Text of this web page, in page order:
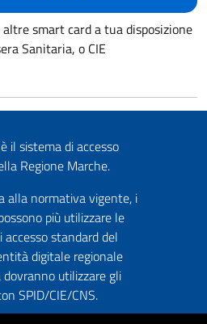
smart card a tua disposizione
Sanitaria, o CIE
è il sistema di accesso
Regione Marche.
alla normativa vigente, i
più utilizzare le
accesso standard del
digitale regionale
dovranno utilizzare gli
SPID/CIE/CNS.